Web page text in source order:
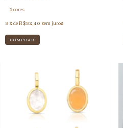
2 cores
5 x deR$52,40 sem juros
COMPRAR